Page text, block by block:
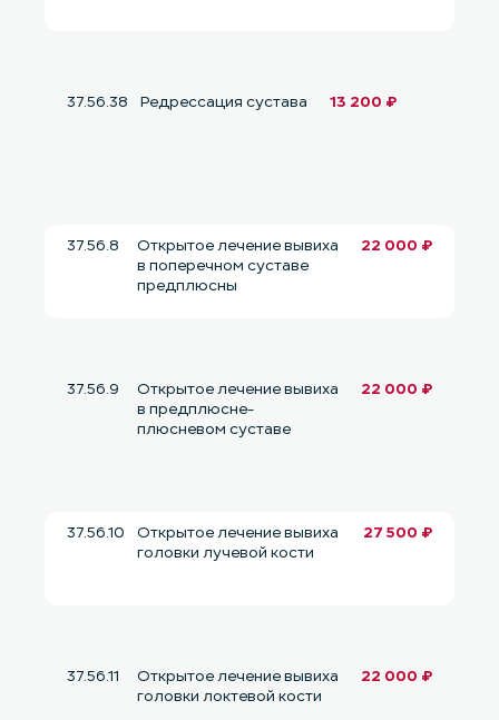
37.56.38 Редрессация сустава 13 200 ₽
37.56.8
Открытое лечение вывиха
в поперечном суставе
предплюсны
22 000 ₽
37.56.9
Открытое лечение вывиха
в предплюсне-
плюсневом суставе
22 000 ₽
37.56.10
Открытое лечение вывиха
головки лучевой кости
27 500 ₽
37.56.11
Открытое лечение вывиха
головки локтевой кости
22 000 ₽